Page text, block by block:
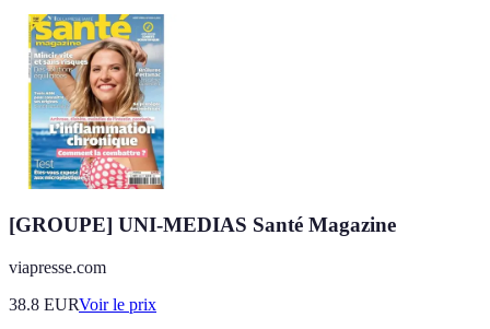
[GROUPE] UNI-MEDIAS Santé Magazine
viapresse.com
38.8 EURVoir le prix